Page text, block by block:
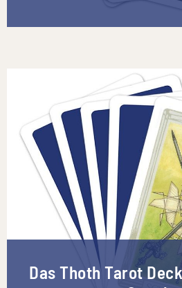
Das Thoth Tarot